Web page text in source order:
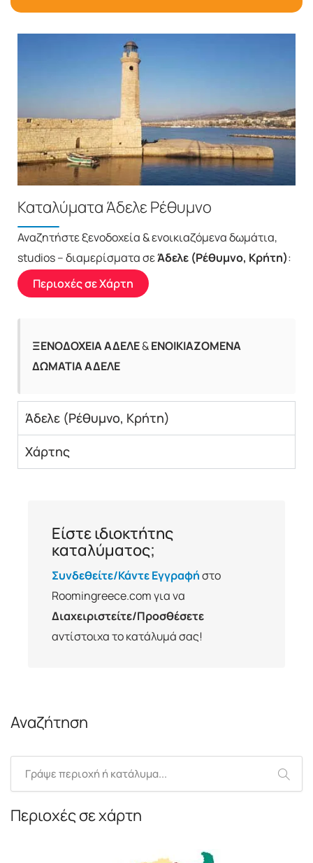
Καταλύματα Άδελε Ρέθυμνο
Αναζητήστε ξενοδοχεία & ενοικιαζόμενα δωμάτια,
studios – διαμερίσματα σεΆδελε (Ρέθυμνο, Κρήτη):
Περιοχές σε Χάρτη
ΞΕΝΟΔΟΧΕΙΑ ΑΔΕΛΕ&ΕΝΟΙΚΙΑΖΟΜΕΝΑ
ΔΩΜΑΤΙΑ ΑΔΕΛΕ
Άδελε (Ρέθυμνο, Κρήτη)
Χάρτης
Είστε ιδιοκτήτης
καταλύματος;
Συνδεθείτε/Κάντε Εγγραφήστο
Roomingreece.com για να
Διαχειριστείτε/Προσθέσετε
αντίστοιχα το κατάλυμά σας!
Αναζήτηση
Περιοχές σε χάρτη